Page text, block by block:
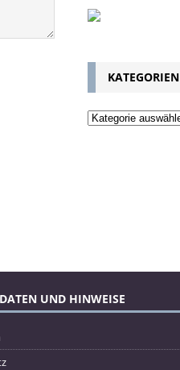
KATEGORIEN
UND HINWEISE